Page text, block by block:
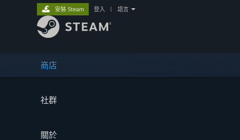
商店
社群
關於
安裝 Steam 登入 語言